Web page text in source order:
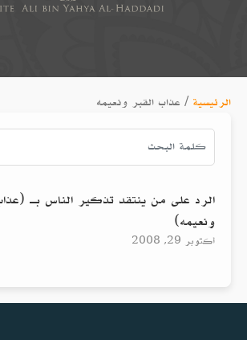
الرئيسية / عذاب القبر ونعيمه
الرد على من ينتقد تذكير الناس بـ
ونعيمه)
أكتوبر 29, 2008